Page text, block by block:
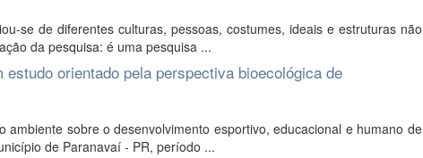
se de diferentes culturas, pessoas, costumes, ideais e estruturas não
da pesquisa: é uma pesquisa ...
orientado pela perspectiva bioecológica de
sobre o desenvolvimento esportivo, educacional e humano de
de Paranavaí - PR, período ...